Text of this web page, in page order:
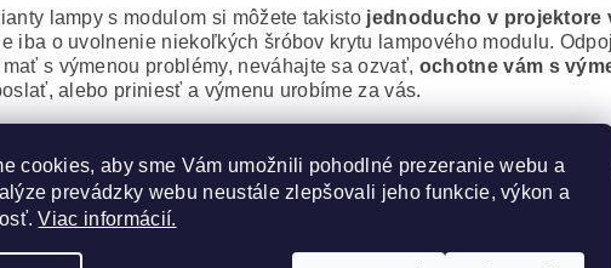
lampy s modulom si môžete takisto jednoducho v projektore
iba o uvolnenie niekoľkých šróbov krytu lampového modulu.
s výmenou problémy, neváhajte sa ozvať, ochotne vám s
alebo priniesť a výmenu urobíme za vás.
čo môžete svojmu projektoru zaobstarať. Výbojka aj montážny
povýmene ako nový.
spoľahlivosť a výdrž bez kompromisov.
lampa vrátane modulu
cookies, aby sme Vám umožnili pohodlné prezeranie webu a
prevádzky webu neustále zlepšovali jeho funkcie, výkon a
Viac informácií.